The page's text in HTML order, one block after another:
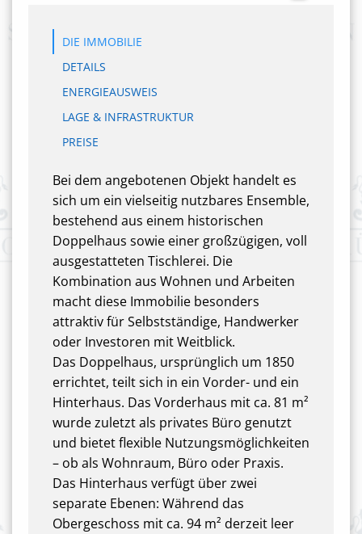
DIE IMMOBILIE
DETAILS
ENERGIEAUSWEIS
LAGE & INFRASTRUKTUR
PREISE
Bei dem angebotenen Objekt handelt es
sich um ein vielseitig nutzbares Ensemble,
bestehend aus einem historischen
Doppelhaus sowie einer großzügigen, voll
ausgestatteten Tischlerei. Die
Kombination aus Wohnen und Arbeiten
macht diese Immobilie besonders
attraktiv für Selbstständige, Handwerker
oder Investoren mit Weitblick.
Das Doppelhaus, ursprünglich um 1850
errichtet, teilt sich in ein Vorder- und ein
Hinterhaus. Das Vorderhaus mit ca. 81 m²
wurde zuletzt als privates Büro genutzt
und bietet flexible Nutzungsmöglichkeiten
– ob als Wohnraum, Büro oder Praxis.
Das Hinterhaus verfügt über zwei
separate Ebenen: Während das
Obergeschoss mit ca. 94 m² derzeit leer